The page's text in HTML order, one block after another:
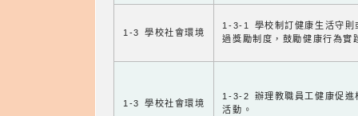
1-3 學校社會環境
1-3-1 學校制訂健康生活守則
過獎勵制度，鼓勵健康行為實
1-3 學校社會環境
1-3-2 辦理教職員工健康促進
活動。